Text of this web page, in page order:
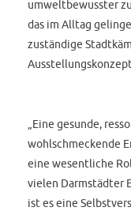
umweltbewusster
das im Alltag
zuständige
Ausstellungskonzept.
„Eine gesunde,
wohlschmeckende
eine wesentliche
vielen Darmstädter
ist es eine